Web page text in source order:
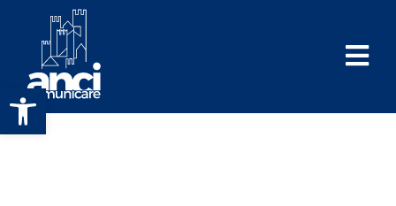
Apri la barra degli strumenti
contenuto